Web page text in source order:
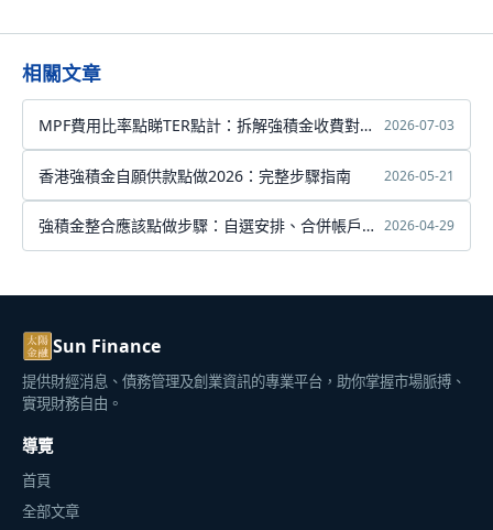
相關文章
MPF費用比率點睇TER點計：拆解強積金收費對退
休儲蓄的長遠影響
2026-07-03
香港強積金自願供款點做2026：完整步驟指南 2026-05-21
強積金整合應該點做步驟：自選安排、合併帳戶
及轉戶完整指引
2026-04-29
Sun Finance
提供財經消息、債務管理及創業資訊的專業平台，助你掌握市場脈搏、
實現財務自由。
導覽
首頁
全部文章